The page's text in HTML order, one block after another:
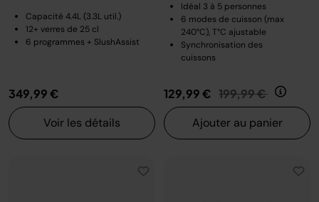
Capacité 4.4L (3.3L util.)
12+ verres de 25 cl
6 programmes + SlushAssist
349,99 €
Voir les détails
Idéal 3 à 5 personnes
6 modes de cuisson (max
240°C), T°C ajustable
Synchronisation des
cuissons
129,99 € Prix réduit de
199,99 € au
Ajouter au panier